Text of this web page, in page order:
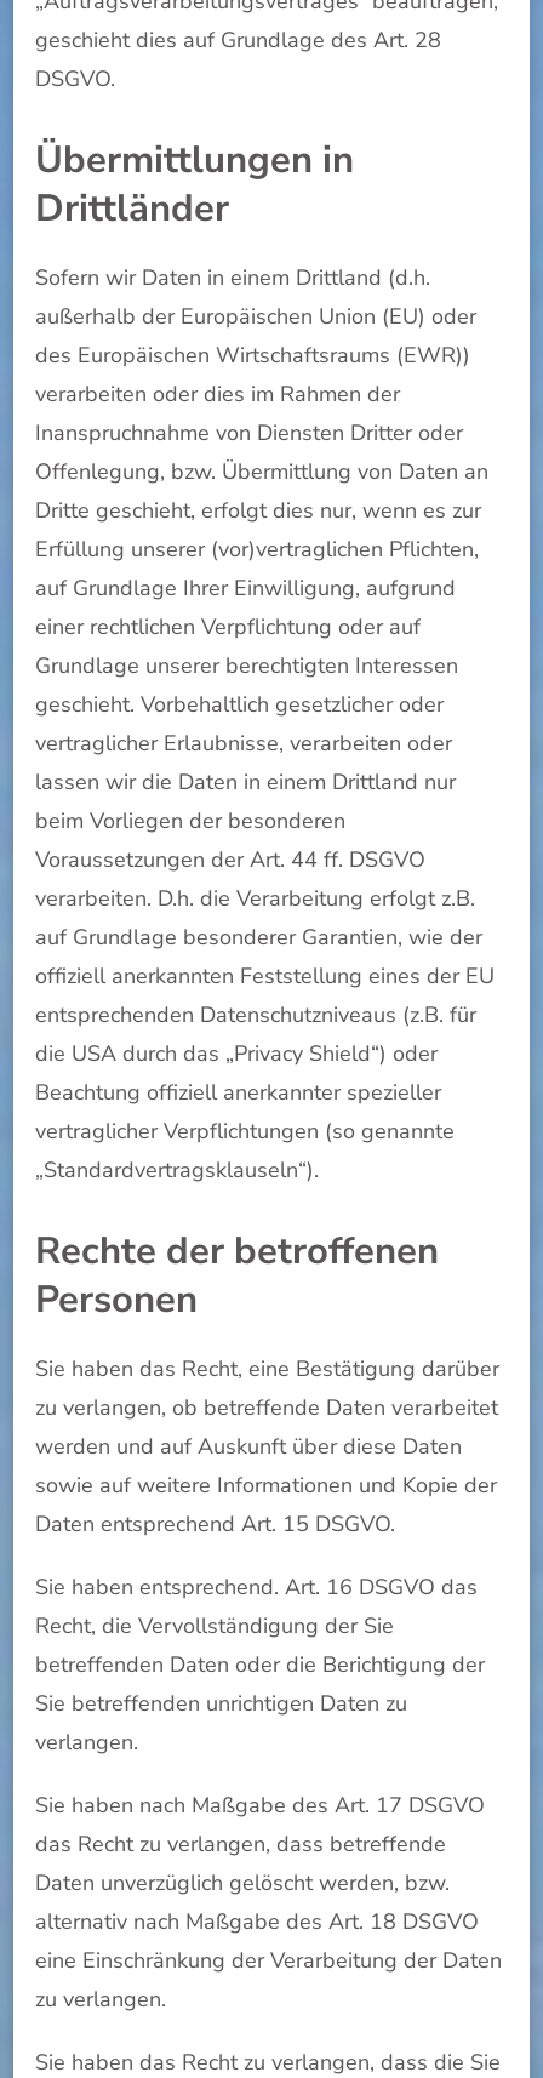
geschieht dies auf Grundlage des Art. 28
DSGVO.
Übermittlungen in
Drittländer
Sofern wir Daten in einem Drittland (d.h.
außerhalb der Europäischen Union (EU) oder
des Europäischen Wirtschaftsraums (EWR))
verarbeiten oder dies im Rahmen der
Inanspruchnahme von Diensten Dritter oder
Offenlegung, bzw. Übermittlung von Daten an
Dritte geschieht, erfolgt dies nur, wenn es zur
Erfüllung unserer (vor)vertraglichen Pflichten,
auf Grundlage Ihrer Einwilligung, aufgrund
einer rechtlichen Verpflichtung oder auf
Grundlage unserer berechtigten Interessen
geschieht. Vorbehaltlich gesetzlicher oder
vertraglicher Erlaubnisse, verarbeiten oder
lassen wir die Daten in einem Drittland nur
beim Vorliegen der besonderen
Voraussetzungen der Art. 44 ff. DSGVO
verarbeiten. D.h. die Verarbeitung erfolgt z.B.
auf Grundlage besonderer Garantien, wie der
offiziell anerkannten Feststellung eines der EU
entsprechenden Datenschutzniveaus (z.B. für
die USA durch das „Privacy Shield“) oder
Beachtung offiziell anerkannter spezieller
vertraglicher Verpflichtungen (so genannte
„Standardvertragsklauseln“).
Rechte der betroffenen
Personen
Sie haben das Recht, eine Bestätigung darüber
zu verlangen, ob betreffende Daten verarbeitet
werden und auf Auskunft über diese Daten
sowie auf weitere Informationen und Kopie der
Daten entsprechend Art. 15 DSGVO.
Sie haben entsprechend. Art. 16 DSGVO das
Recht, die Vervollständigung der Sie
betreffenden Daten oder die Berichtigung der
Sie betreffenden unrichtigen Daten zu
verlangen.
Sie haben nach Maßgabe des Art. 17 DSGVO
das Recht zu verlangen, dass betreffende
Daten unverzüglich gelöscht werden, bzw.
alternativ nach Maßgabe des Art. 18 DSGVO
eine Einschränkung der Verarbeitung der Daten
zu verlangen.
Sie haben das Recht zu verlangen, dass die Sie